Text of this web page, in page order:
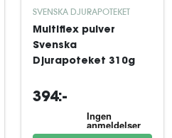
SVENSKA DJURAPOTEKET
Multiflex pulver
Svenska
Djurapoteket 310g
394:-